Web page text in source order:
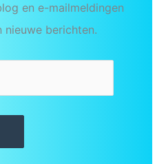
en e-mailmeldingen
nieuwe berichten.